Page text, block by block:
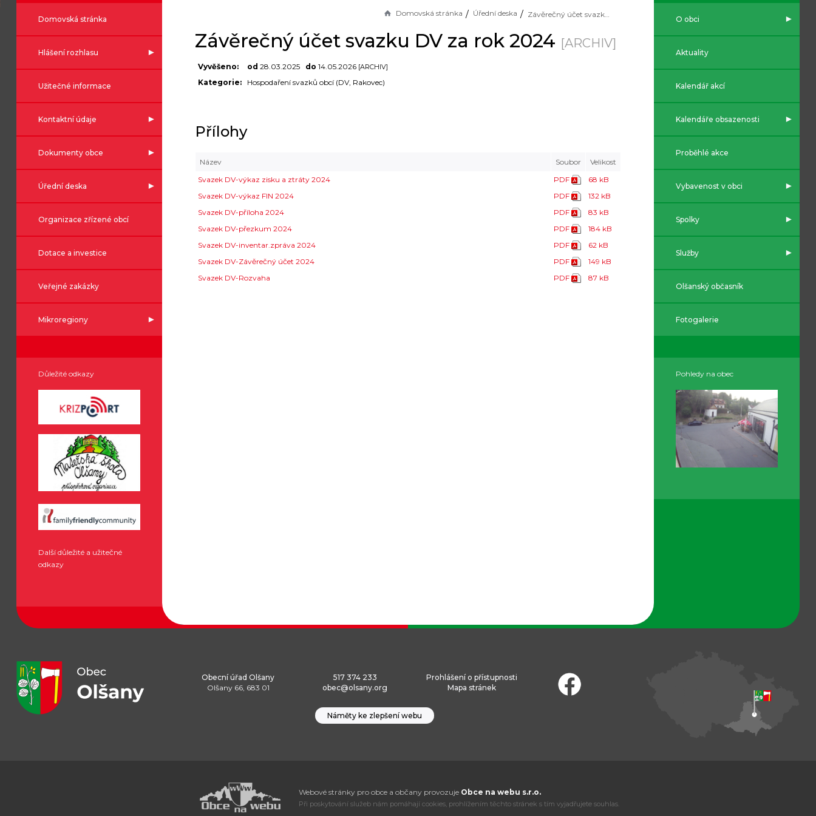
Domovská stránka
Hlášení rozhlasu
Užitečné informace
Kontaktní údaje
Dokumenty obce
Úřední deska
Organizace zřízené obcí
Dotace a investice
Veřejné zakázky
Mikroregiony
Důležité odkazy
Další důležité a užitečné
odkazy
Domovská stránka Úřední deska Závěrečný účet svazku DV za rok 2024
Závěrečný účet svazku DV za rok 2024 [ARCHIV]
Vyvěšeno: od 28.03.2025 do 14.05.2026 [ARCHIV]
Kategorie: Hospodaření svazků obcí (DV, Rakovec)
Přílohy
Název Soubor
Velikost
Svazek DV-výkaz zisku a ztráty 2024
PDF
68 kB
Svazek DV-výkaz FIN 2024
PDF
132 kB
Svazek DV-příloha 2024
PDF
83 kB
Svazek DV-přezkum 2024
PDF
184 kB
Svazek DV-inventar.zpráva 2024
PDF
62 kB
Svazek DV-Závěrečný účet 2024
PDF
149 kB
Svazek DV-Rozvaha
PDF 87 kB
O obci
Aktuality
Kalendář akcí
Kalendáře obsazenosti
Proběhlé akce
Vybavenost v obci
Spolky
Služby
Olšanský občasník
Fotogalerie
Pohledy na obec
Obecní úřad Olšany
Olšany 66, 683 01
517 374 233
obec@olsany.org
Prohlášení o přístupnosti
Mapa stránek
Náměty ke zlepšení webu
Webové stránky pro obce a občany provozuje Obce na webu s.r.o.
Při poskytování služeb nám pomáhají cookies, prohlížením těchto stránek s tím vyjadřujete souhlas.